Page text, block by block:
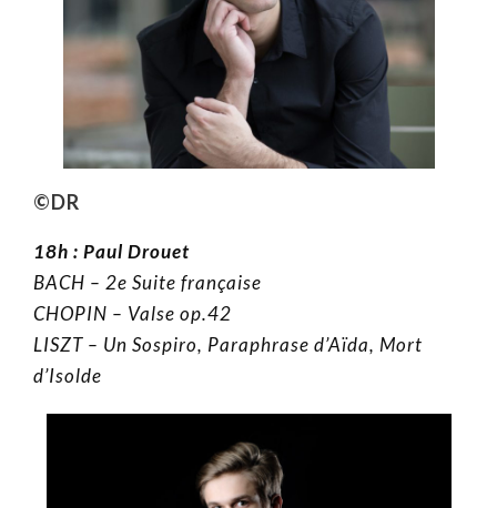
©DR
18h : Paul Drouet
BACH – 2e Suite française
CHOPIN – Valse op.42
LISZT – Un Sospiro, Paraphrase d’Aïda, Mort
d’Isolde